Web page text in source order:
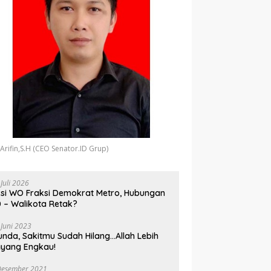
(CEO Senator.ID Grup)
2026
WO Fraksi Demokrat Metro, Hubungan
– Walikota Retak?
2023
Sakitmu Sudah Hilang…Allah Lebih
Engkau!
2021